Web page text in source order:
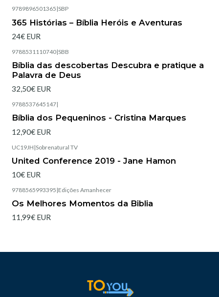
9789896501365 |SBP
365 Histórias – Bíblia Heróis e Aventuras
24€ EUR
9788531110740|SBB
Bíblia das descobertas Descubra e pratique a
Palavra de Deus
32,50€ EUR
9788537645147|
Bíblia dos Pequeninos - Cristina Marques
12,90€ EUR
UC19JH |Sobrenatural TV
United Conference 2019 - Jane Hamon
10€ EUR
9788565993395 |Edições Amanhecer
Os Melhores Momentos da Biblia
11,99€ EUR